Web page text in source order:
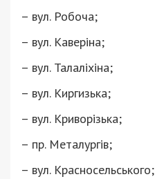
– вул. Робоча;
– вул. Каверіна;
– вул. Талаліхіна;
– вул. Киргизька;
– вул. Криворізька;
– пр. Металургів;
– вул. Красносельського;